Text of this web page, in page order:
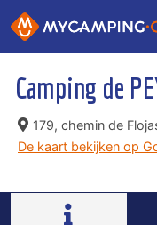
Camping de
179, chemin de
De kaart bekijken op